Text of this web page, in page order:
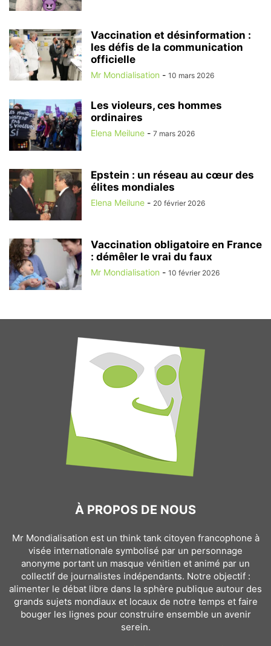
Vaccination et désinformation :
les défis de la communication
officielle
Mr Mondialisation - 10 mars 2026
Les violeurs, ces hommes
ordinaires
Elena Meilune - 7 mars 2026
Epstein : un réseau au cœur des
élites mondiales
Elena Meilune - 20 février 2026
Vaccination obligatoire en France
: démêler le vrai du faux
Mr Mondialisation - 10 février 2026
À PROPOS DE NOUS
Mr Mondialisation est un think tank citoyen francophone à
visée internationale symbolisé par un personnage
anonyme portant un masque vénitien et animé par un
collectif de journalistes indépendants. Notre objectif :
alimenter le débat libre dans la sphère publique autour des
grands sujets mondiaux et locaux de notre temps et faire
bouger les lignes pour construire ensemble un avenir
serein.